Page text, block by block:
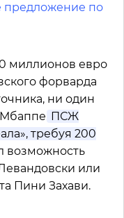
предложение по
миллионов евро
форварда
ни один
ПСЖ
требуя 200
возможность
или
Пини Захави.